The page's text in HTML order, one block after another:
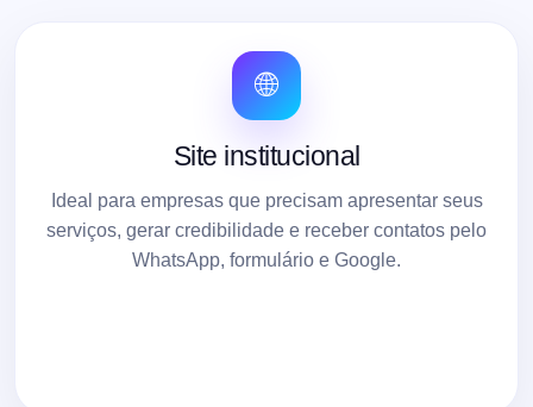
🌐
Site institucional
Ideal para empresas que precisam apresentar seus
serviços, gerar credibilidade e receber contatos pelo
WhatsApp, formulário e Google.